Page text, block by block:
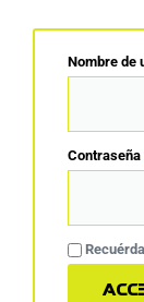
Nombre de
Contraseña